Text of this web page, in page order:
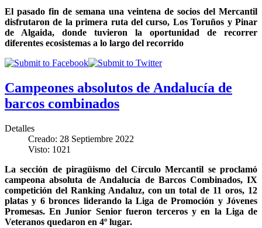
El pasado fin de semana una veintena de socios del Mercantil
disfrutaron de la primera ruta del curso, Los Toruños y Pinar
de Algaida, donde tuvieron la oportunidad de recorrer
diferentes ecosistemas a lo largo del recorrido
Campeones absolutos de Andalucía de
barcos combinados
Detalles
Creado: 28 Septiembre 2022
Visto: 1021
La sección de piragüismo del Círculo Mercantil se proclamó
campeona absoluta de Andalucía de Barcos Combinados, IX
competición del Ranking Andaluz, con un total de 11 oros, 12
platas y 6 bronces liderando la Liga de Promoción y Jóvenes
Promesas. En Junior Senior fueron terceros y en la Liga de
Veteranos quedaron en 4º lugar.